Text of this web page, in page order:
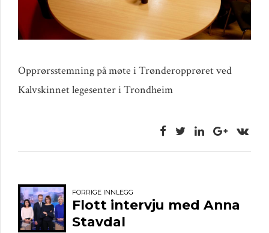
Opprørsstemning på møte i Trønderopprøret ved
Kalvskinnet legesenter i Trondheim
FORRIGE INNLEGG
Flott intervju med Anna
Stavdal